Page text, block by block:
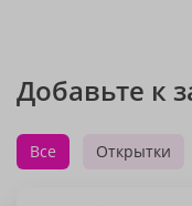
Добавьте к
Все Открытки